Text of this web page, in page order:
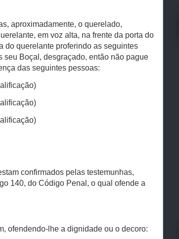
aproximadamente, o querelado,
em voz alta, na frente da porta do
do querelante proferindo as seguintes
Boçal, desgraçado, então não pague
das seguintes pessoas:
confirmados pelas testemunhas,
140, do Código Penal, o qual ofende a
ofendendo-lhe a dignidade ou o decoro: